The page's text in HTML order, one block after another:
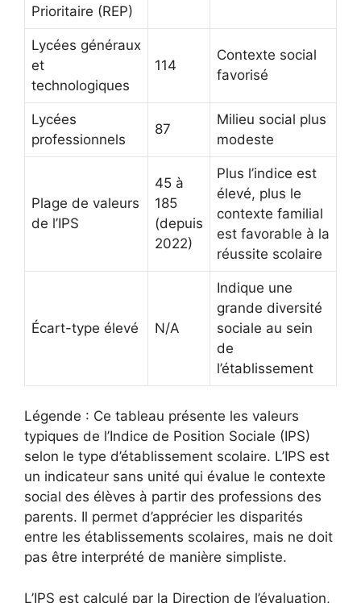
Prioritaire (REP)
Lycées généraux
et
technologiques
114
Contexte social
favorisé
Lycées
professionnels
87
Milieu social plus
modeste
Plage de valeurs
de l’IPS
45 à
185
(depuis
2022)
Plus l’indice est
élevé, plus le
contexte familial
est favorable à la
réussite scolaire
Écart-type élevé N/A
Indique une
grande diversité
sociale au sein
de
l’établissement
Légende : Ce tableau présente les valeurs
typiques de l’Indice de Position Sociale (IPS)
selon le type d’établissement scolaire. L’IPS est
un indicateur sans unité qui évalue le contexte
social des élèves à partir des professions des
parents. Il permet d’apprécier les disparités
entre les établissements scolaires, mais ne doit
pas être interprété de manière simpliste.
L’IPS est calculé par la Direction de l’évaluation,